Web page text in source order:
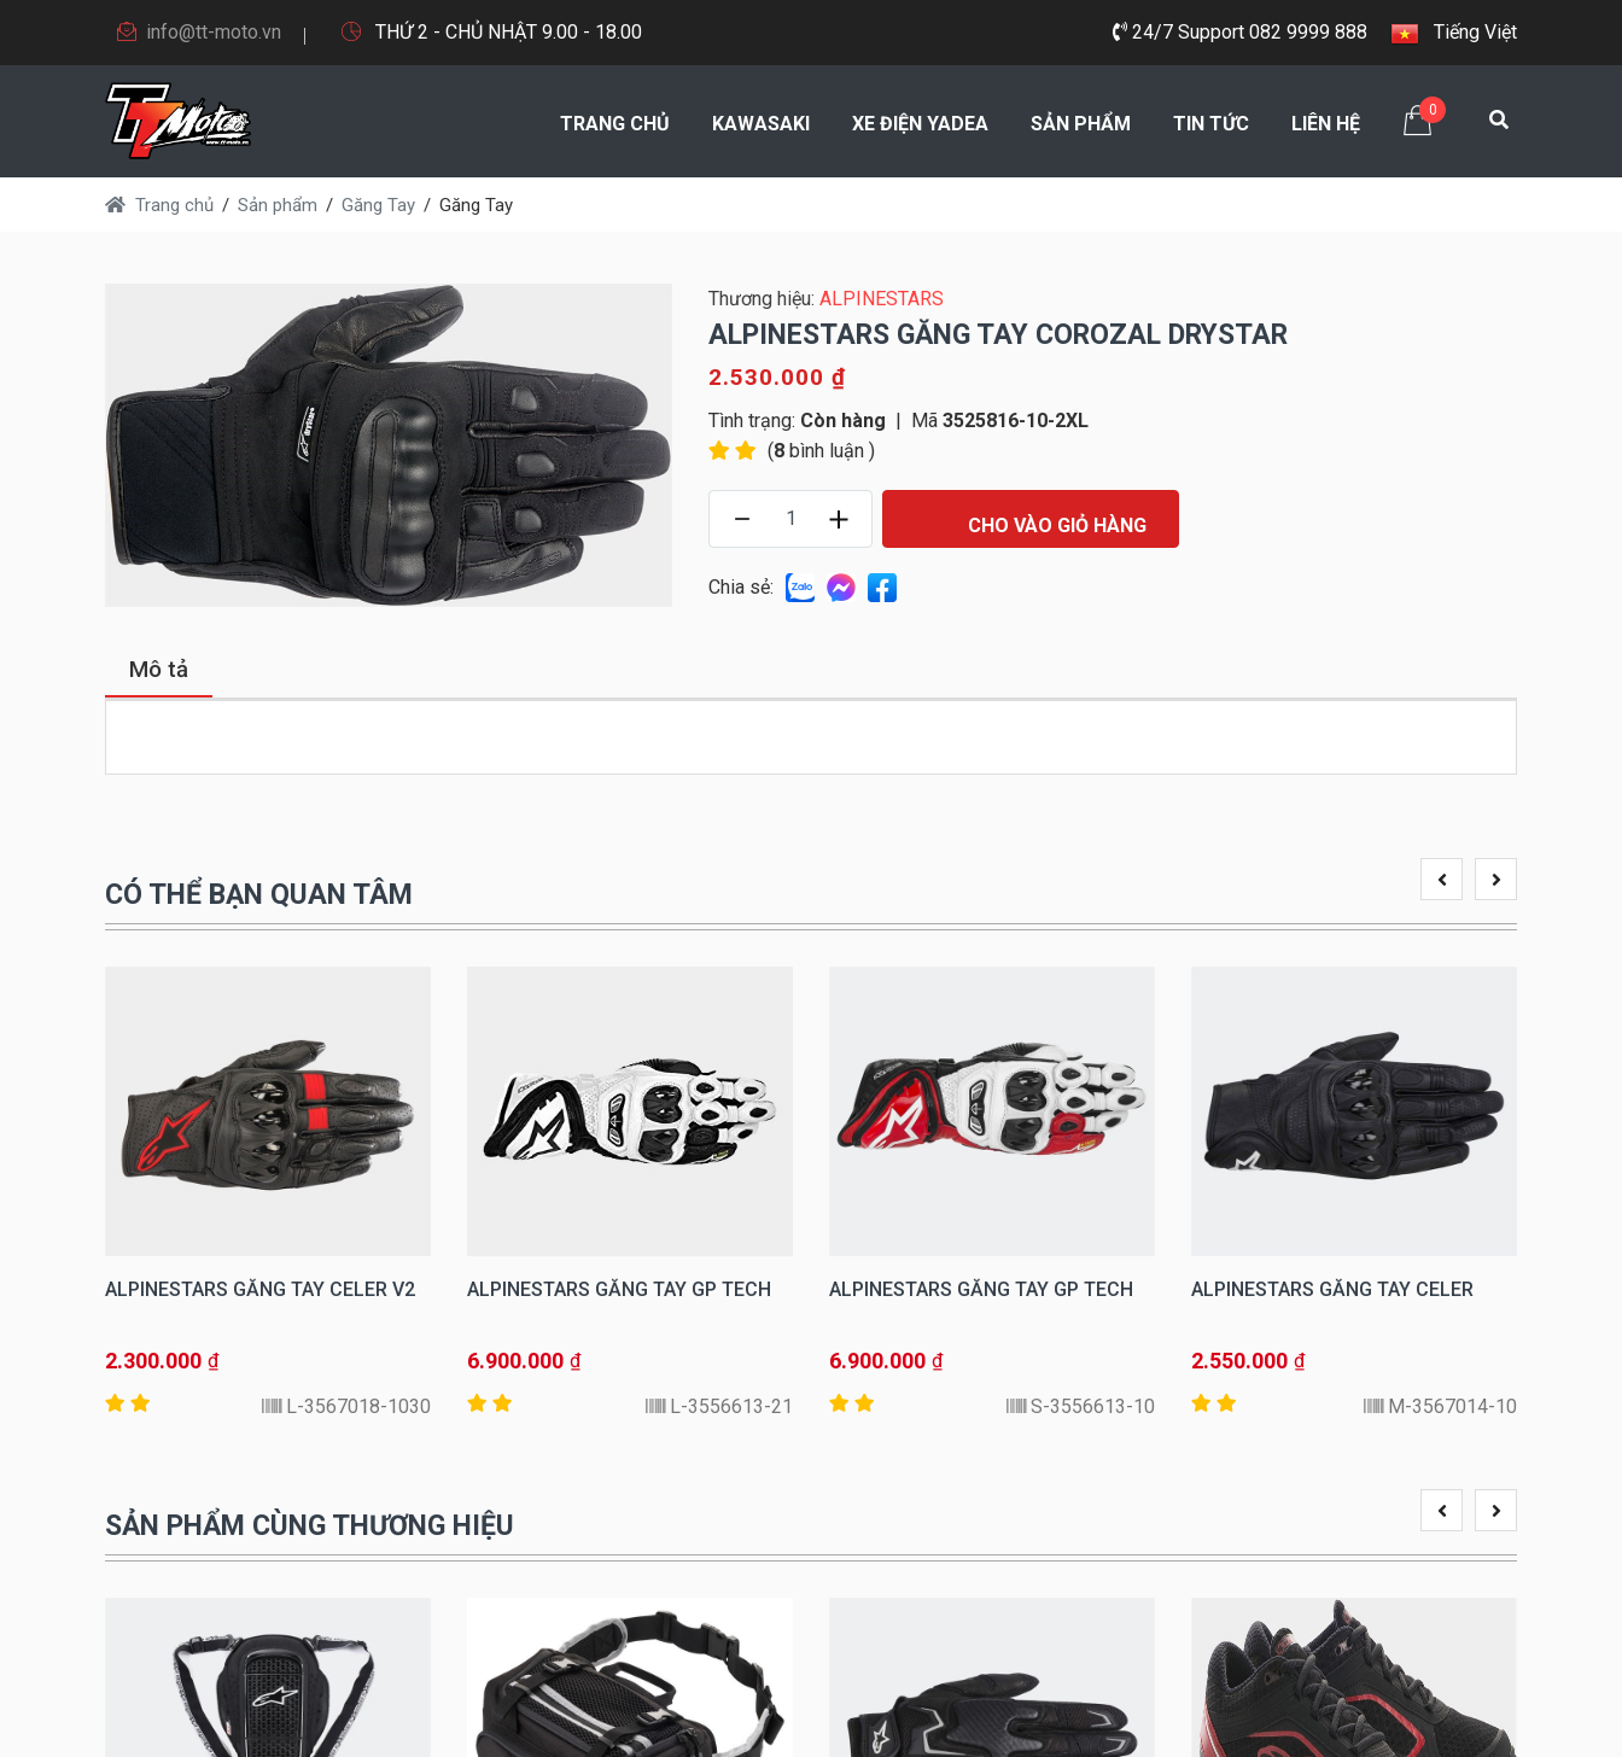
info@tt-moto.vn THỨ 2 - CHỦ NHẬT 9.00 - 18.00 24/7 Support 082 9999 888 Tiếng Việt
0
TRANG CHỦ KAWASAKI XE ĐIỆN YADEA SẢN PHẨM TIN TỨC LIÊN HỆ
Trang chủ Sản phẩm Găng Tay Găng Tay
Thương hiệu: ALPINESTARS
ALPINESTARS GĂNG TAY COROZAL DRYSTAR
2.530.000 ₫
Tình trạng: Còn hàng | Mã 3525816-10-2XL
(8 bình luận )
CHO VÀO GIỎ HÀNG
Chia sẻ:
Mô tả
CÓ THỂ BẠN QUAN TÂM
ALPINESTARS GĂNG TAY CELER
2.550.000 ₫
3567014-10-M
ALPINESTARS GĂNG TAY GP TECH
6.900.000 ₫
3556613-10-S
ALPINESTARS GĂNG TAY GP TECH
6.900.000 ₫
3556613-21-L
ALPINESTARS GĂNG TAY CELER V2
2.300.000 ₫
3567018-1030-L
SẢN PHẨM CÙNG THƯƠNG HIỆU